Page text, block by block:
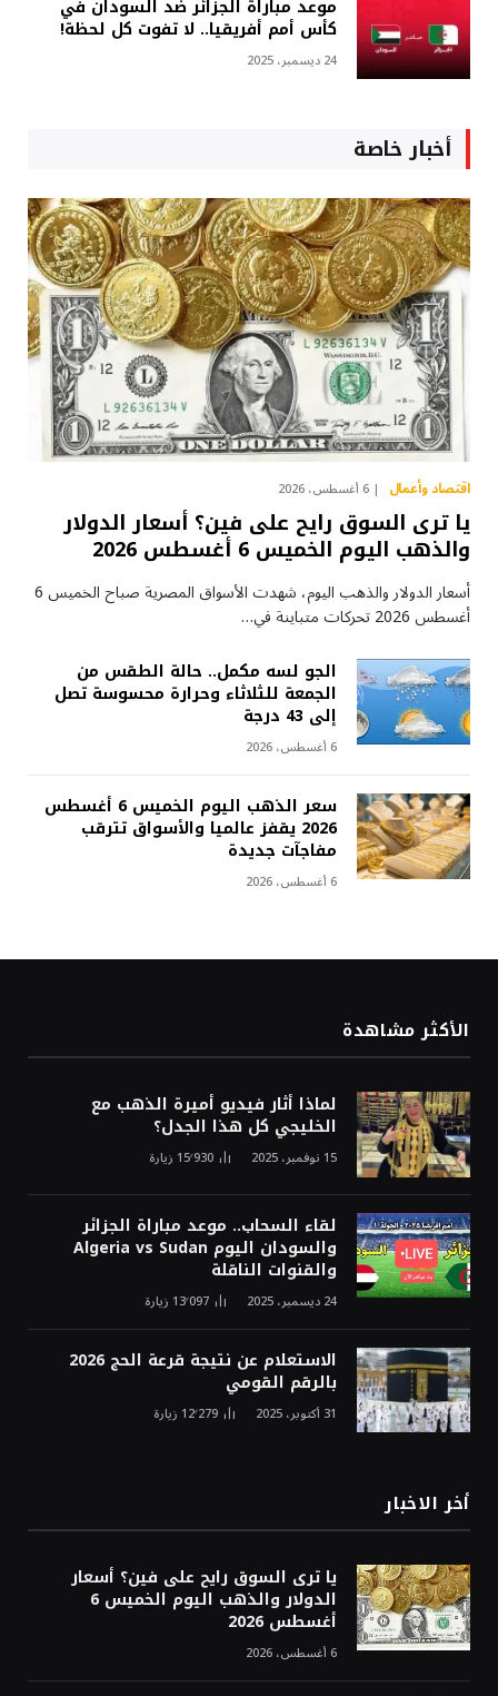
موعد مباراة الجزائر ضد السودان في
كأس أمم أفريقيا.. لا تفوت كل لحظة!
24 ديسمبر، 2025
أخبار خاصة
اقتصاد وأعمال 6 أغسطس، 2026
يا ترى السوق رايح على فين؟ أسعار الدولار
والذهب اليوم الخميس 6 أغسطس 2026
أسعار الدولار والذهب اليوم، شهدت الأسواق المصرية صباح الخميس 6
أغسطس 2026 تحركات متباينة في…
الجو لسه مكمل.. حالة الطقس من
الجمعة للثلاثاء وحرارة محسوسة تصل
إلى 43 درجة
6 أغسطس، 2026
سعر الذهب اليوم الخميس 6 أغسطس
2026 يقفز عالميا والأسواق تترقب
مفاجآت جديدة
6 أغسطس، 2026
الأكثر مشاهدة
لماذا أثار فيديو أميرة الذهب مع
الخليجي كل هذا الجدل؟
15 نوفمبر، 2025 15٬930 زيارة
لقاء السحاب.. موعد مباراة الجزائر
والسودان اليوم Algeria vs Sudan
والقنوات الناقلة
24 ديسمبر، 2025 13٬097 زيارة
الاستعلام عن نتيجة قرعة الحج 2026
بالرقم القومي
31 أكتوبر، 2025 12٬279 زيارة
أخر الاخبار
يا ترى السوق رايح على فين؟ أسعار
الدولار والذهب اليوم الخميس 6
أغسطس 2026
6 أغسطس، 2026